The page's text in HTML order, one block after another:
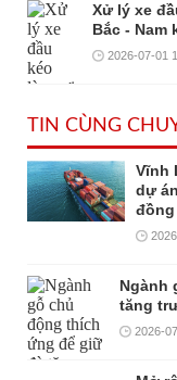
Xử lý xe
Bắc - Nam
2026-07-01
TIN CÙNG
Vĩnh
dự
đồng
Ngành
tăng
2026-